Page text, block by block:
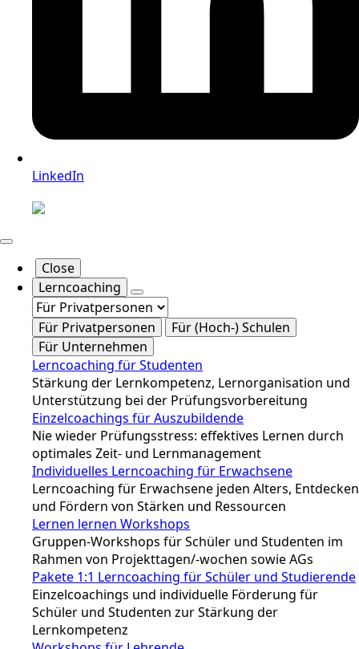
LinkedIn
Close
Lerncoaching
Für Privatpersonen
Für (Hoch-) Schulen
Für Unternehmen
Lerncoaching für Studenten
Stärkung der Lernkompetenz, Lernorganisation und
Unterstützung bei der Prüfungsvorbereitung
Einzelcoachings für Auszubildende
Nie wieder Prüfungsstress: effektives Lernen durch
optimales Zeit- und Lernmanagement
Individuelles Lerncoaching für Erwachsene
Lerncoaching für Erwachsene jeden Alters, Entdecken
und Fördern von Stärken und Ressourcen
Lernen lernen Workshops
Gruppen-Workshops für Schüler und Studenten im
Rahmen von Projekttagen/-wochen sowie AGs
Pakete 1:1 Lerncoaching für Schüler und Studierende
Einzelcoachings und individuelle Förderung für
Schüler und Studenten zur Stärkung der
Lernkompetenz